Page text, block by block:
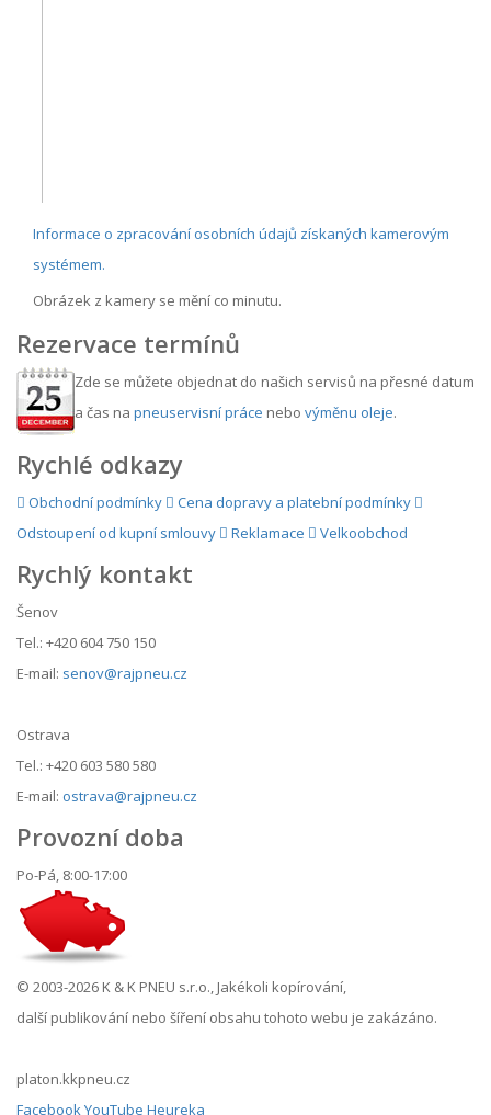
Informace o zpracování osobních údajů získaných kamerovým
systémem.
Obrázek z kamery se mění co minutu.
Rezervace termínů
Zde se můžete objednat do našich servisů na přesné datum
a čas na pneuservisní práce nebo výměnu oleje.
Rychlé odkazy
Obchodní podmínky
Cena dopravy a platební podmínky
Odstoupení od kupní smlouvy
Reklamace Velkoobchod
Rychlý kontakt
Šenov
Tel.: +420 604 750 150
E-mail: senov@rajpneu.cz
Ostrava
Tel.: +420 603 580 580
E-mail: ostrava@rajpneu.cz
Provozní doba
Po-Pá, 8:00-17:00
© 2003-2026 K & K PNEU s.r.o., Jakékoli kopírování,
další publikování nebo šíření obsahu tohoto webu je zakázáno.
platon.kkpneu.cz
FacebookYouTube Heureka